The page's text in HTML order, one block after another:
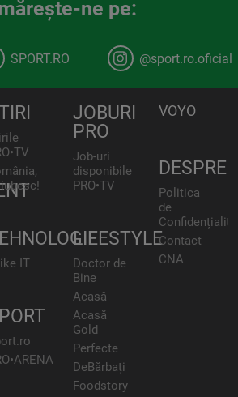
ne pe:
SPORT.RO @sport.ro.oficial
IT
JOBURI
PRO
Job-uri
disponibile
PRO•TV
LIFESTYLE
Doctor de
Bine
Acasă
Acasă
Gold
Perfecte
DeBărbați
Foodstory
VOYO
DESPRE
Politica
de
Contact
CNA